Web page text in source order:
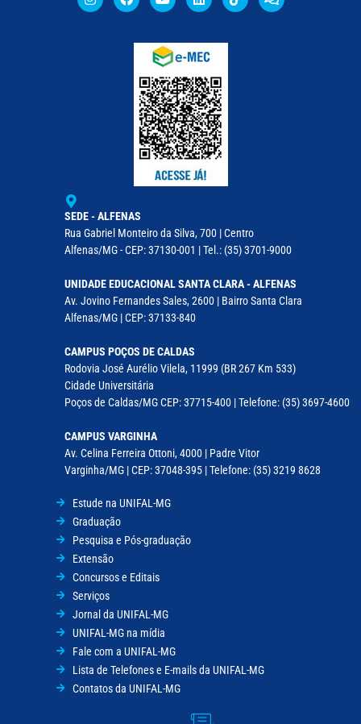
SEDE - ALFENAS
Rua Gabriel Monteiro da Silva, 700 | Centro
Alfenas/MG - CEP: 37130-001 | Tel.: (35) 3701-9000
UNIDADE EDUCACIONAL SANTA CLARA - ALFENAS
Av. Jovino Fernandes Sales, 2600 | Bairro Santa Clara
Alfenas/MG | CEP: 37133-840
CAMPUS POÇOS DE CALDAS
Rodovia José Aurélio Vilela, 11999 (BR 267 Km 533)
Cidade Universitária
Poços de Caldas/MG CEP: 37715-400 | Telefone: (35) 3697-4600
CAMPUS VARGINHA
Av. Celina Ferreira Ottoni, 4000 | Padre Vitor
Varginha/MG | CEP: 37048-395 | Telefone: (35) 3219 8628
Estude na UNIFAL-MG
Graduação
Pesquisa e Pós-graduação
Extensão
Concursos e Editais
Serviços
Jornal da UNIFAL-MG
UNIFAL-MG na mídia
Fale com a UNIFAL-MG
Lista de Telefones e E-mails da UNIFAL-MG
Contatos da UNIFAL-MG